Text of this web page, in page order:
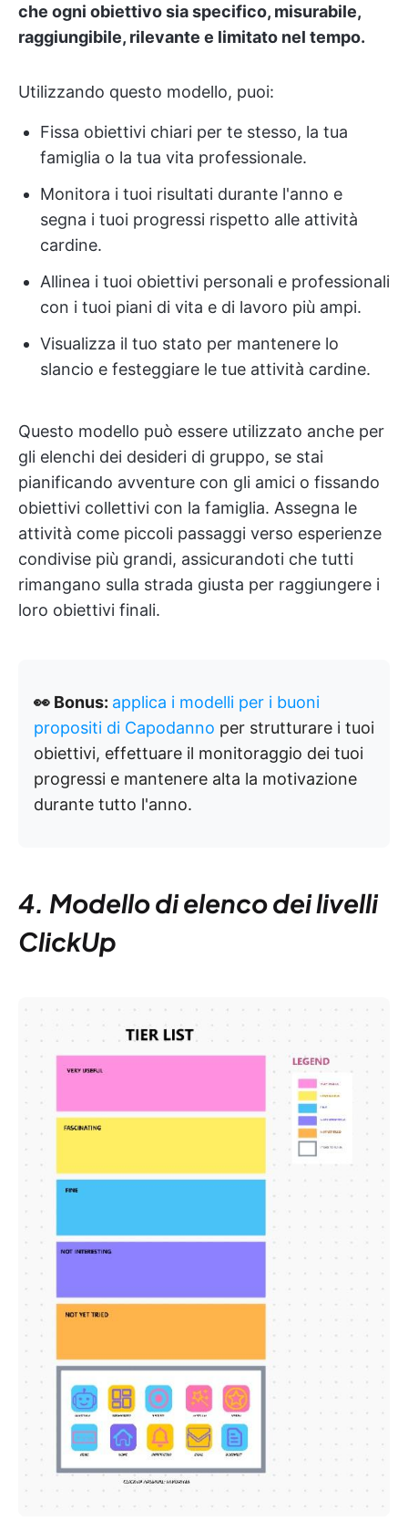
che ogni obiettivo sia specifico, misurabile,
raggiungibile, rilevante e limitato nel tempo.
Utilizzando questo modello, puoi:
Fissa obiettivi chiari per te stesso, la tua
famiglia o la tua vita professionale.
Monitora i tuoi risultati durante l'anno e
segna i tuoi progressi rispetto alle attività
cardine.
Allinea i tuoi obiettivi personali e professionali
con i tuoi piani di vita e di lavoro più ampi.
Visualizza il tuo stato per mantenere lo
slancio e festeggiare le tue attività cardine.
Questo modello può essere utilizzato anche per
gli elenchi dei desideri di gruppo, se stai
pianificando avventure con gli amici o fissando
obiettivi collettivi con la famiglia. Assegna le
attività come piccoli passaggi verso esperienze
condivise più grandi, assicurandoti che tutti
rimangano sulla strada giusta per raggiungere i
loro obiettivi finali.
👀 Bonus: applica i modelli per i buoni
propositi di Capodanno per strutturare i tuoi
obiettivi, effettuare il monitoraggio dei tuoi
progressi e mantenere alta la motivazione
durante tutto l'anno.
4. Modello di elenco dei livelli
ClickUp